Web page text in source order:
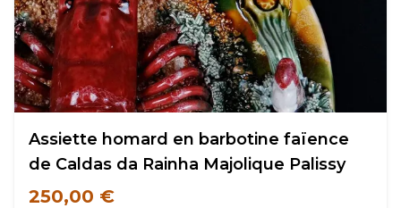
Assiette homard en barbotine faïence
de Caldas da Rainha Majolique Palissy
250,00 €